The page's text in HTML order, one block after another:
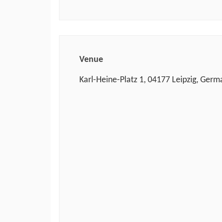
Venue
Karl-Heine-Platz 1, 04177 Leipzig,